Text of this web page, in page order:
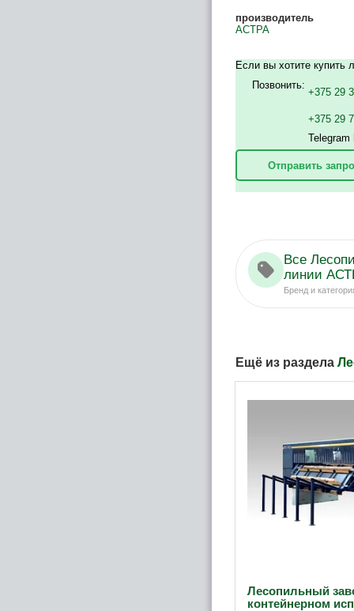
производитель
АСТРА
Если вы хотите купить
Позвонить:
+375 29
+375 29
Отправить
Все
линии
Бренд и
Ещё из раздела
Лесопильный
контейнерном